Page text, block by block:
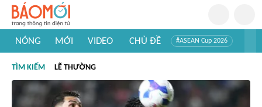
NÓNG MỚI VIDEO CHỦ ĐỀ #ASEAN Cup 2026
#Khám phá Việt Nam
TÌM KIẾM LẼ THƯỜNG